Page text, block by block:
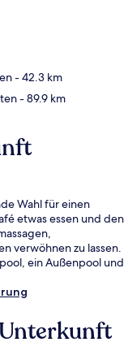
- 42.3 km
- 89.9 km
Wahl für einen
etwas essen und den
verwöhnen zu lassen.
ein Außenpool und